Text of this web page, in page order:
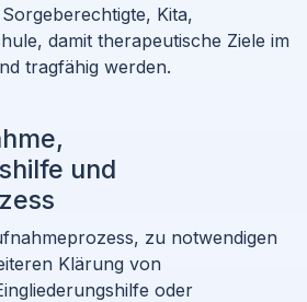
Kita,
damit therapeutische Ziele im
tragfähig werden.
und
zu notwendigen
Klärung von
oder